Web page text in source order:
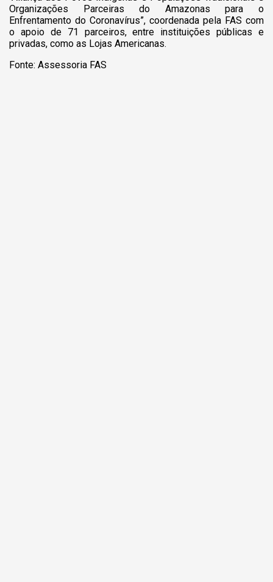
Organizações Parceiras do Amazonas para o
Enfrentamento do Coronavírus”, coordenada pela FAS com
o apoio de 71 parceiros, entre instituições públicas e
privadas, como as Lojas Americanas.
Fonte: Assessoria FAS